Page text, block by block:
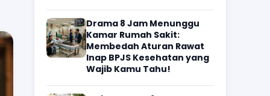
Drama 8 Jam Menunggu
Kamar Rumah Sakit:
Membedah Aturan Rawat
Inap BPJS Kesehatan yang
Wajib Kamu Tahu!